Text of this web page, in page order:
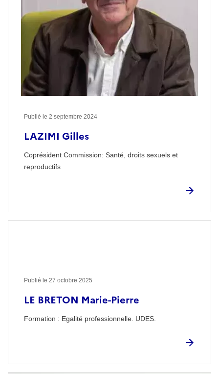
LAZIMI Gilles
Coprésident Commission: Santé, droits sexuels et
reproductifs
Publié le 2 septembre 2024
LE BRETON Marie-Pierre
Formation : Egalité professionnelle. UDES.
Publié le 27 octobre 2025